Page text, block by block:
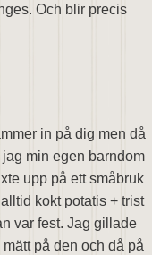
Och blir precis
in på dig men då
min egen barndom
upp på ett småbruk
kokt potatis + trist
var fest. Jag gillade
på den och då på